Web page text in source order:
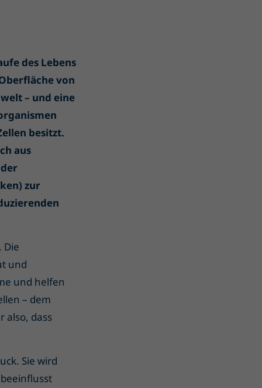
des Lebens
von
– und eine
besitzt.
aus
zur
Die
und
und helfen
– dem
also, dass
Sie wird